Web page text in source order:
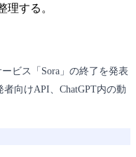
理する。
ビス「Sora」の終了を発表
向けAPI、ChatGPT内の動